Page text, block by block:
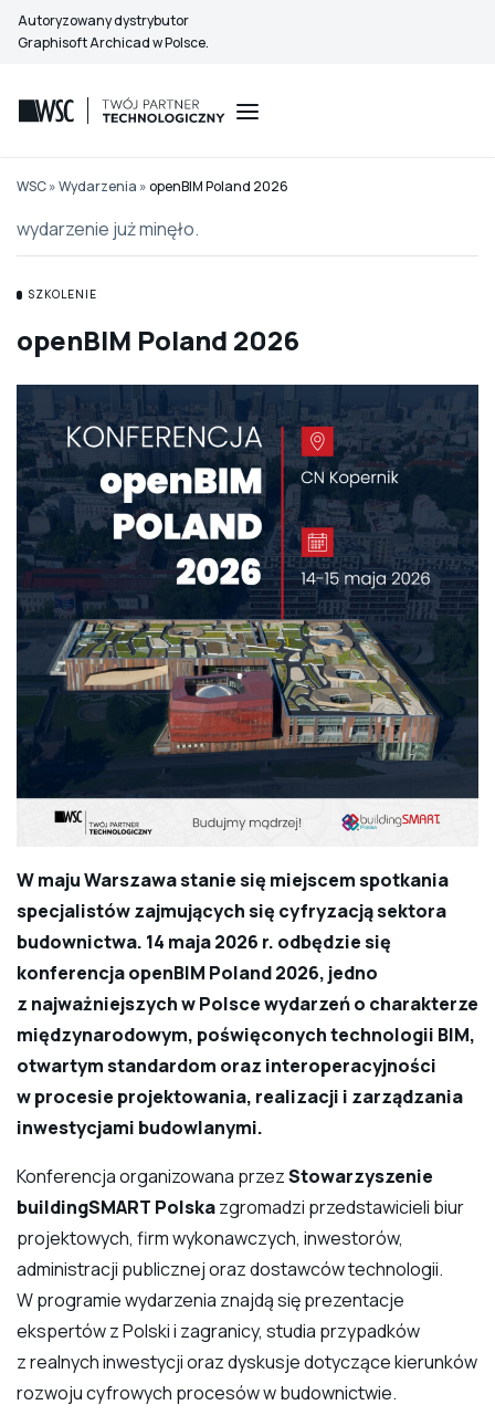
Przejdź
do
Autoryzowany dystrybutor
Graphisoft Archicad w Polsce.
WSC»Wydarzenia »openBIM Poland 2026
wydarzenie już minęło.
SZKOLENIE
openBIM Poland 2026
W maju Warszawa stanie się miejscem spotkania
specjalistów zajmujących się cyfryzacją sektora
budownictwa. 14 maja 2026 r. odbędzie się
konferencja openBIM Poland 2026, jedno
z najważniejszych w Polsce wydarzeń o charakterze
międzynarodowym, poświęconych technologii BIM,
otwartym standardom oraz interoperacyjności
w procesie projektowania, realizacji i zarządzania
inwestycjami budowlanymi.
Konferencja organizowana przezStowarzyszenie
buildingSMART Polskazgromadzi przedstawicieli biur
projektowych, firm wykonawczych, inwestorów,
administracji publicznej oraz dostawców technologii.
W programie wydarzenia znajdą się prezentacje
ekspertów z Polski i zagranicy, studia przypadków
z realnych inwestycji oraz dyskusje dotyczące kierunków
rozwoju cyfrowych procesów w budownictwie.